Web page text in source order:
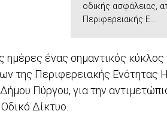
οδικής ασφάλειας,
Περιφερειακής Ε...
ημέρες ένας σημαντικός
της Περιφερειακής Ενότητας
Πύργου, για την
Δίκτυο.